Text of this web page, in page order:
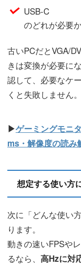
USB-C
のどれが必要
古いPCだとVGA/
きは変換が必要に
認して、必要なケ
くと失敗しません。
▶ゲーミングモニ
ms・解像度の読み
想定する使い方
次に「どんな使い
ります。
動きの速いFPSや
るなら、 高Hzに対